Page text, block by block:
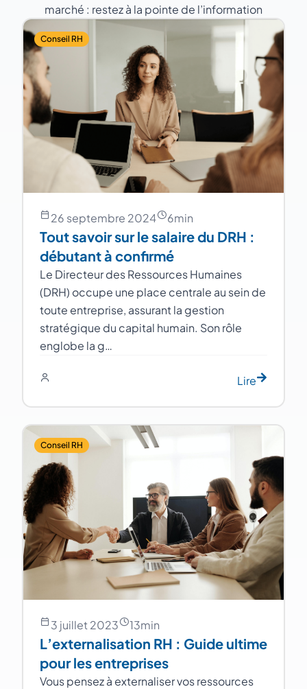
marché : restez à la pointe de l’information
Conseil RH
26 septembre 2024 6min
Tout savoir sur le salaire du DRH :
débutant à confirmé
Le Directeur des Ressources Humaines
(DRH) occupe une place centrale au sein de
toute entreprise, assurant la gestion
stratégique du capital humain. Son rôle
englobe la g…
Lire
Conseil RH
3 juillet 2023 13min
L’externalisation RH : Guide ultime
pour les entreprises
Vous pensez à externaliser vos ressources